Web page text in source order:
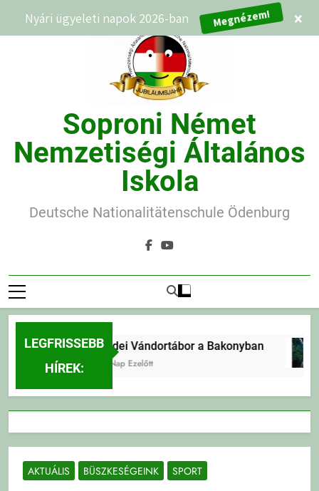
Soproni Német
Nemzetiségi Általános
Iskola
Deutsche Nationalitätenschule Ödenburg
LEGFRISSEBB
HÍREK:
Erdei Vándortábor a Bakonyban
2 Nap Ezelőtt
AKTUÁLIS BÜSZKESÉGEINK SPORT
Nyári ügyeleti napok 2026-ban Megnézem! ×